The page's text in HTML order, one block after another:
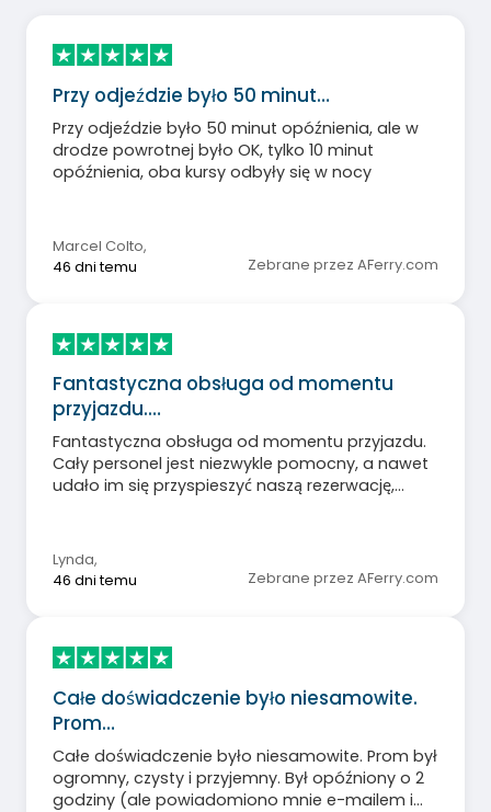
Przy odjeździe było 50 minut…
Przy odjeździe było 50 minut opóźnienia, ale w
drodze powrotnej było OK, tylko 10 minut
opóźnienia, oba kursy odbyły się w nocy
Marcel Colto,
46 dni temu
Zebrane przez AFerry.com
Fantastyczna obsługa od momentu
przyjazdu.…
Fantastyczna obsługa od momentu przyjazdu.
Cały personel jest niezwykle pomocny, a nawet
udało im się przyspieszyć naszą rezerwację,
Lynda,
46 dni temu
Zebrane przez AFerry.com
Całe doświadczenie było niesamowite.
Prom…
Całe doświadczenie było niesamowite. Prom był
ogromny, czysty i przyjemny. Był opóźniony o 2
godziny (ale powiadomiono mnie e-mailem i